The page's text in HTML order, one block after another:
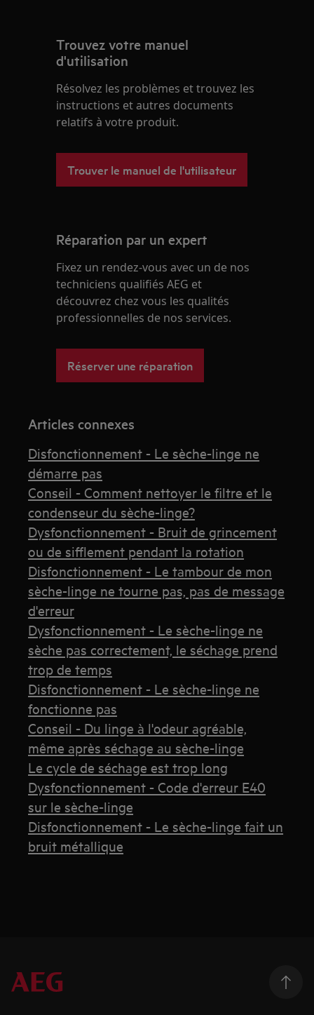
Trouvez votre manuel
d'utilisation
Résolvez les problèmes et trouvez les
instructions et autres documents
relatifs à votre produit.
Trouver le manuel de l'utilisateur
Réparation par un expert
Fixez un rendez-vous avec un de nos
techniciens qualifiés AEG et
découvrez chez vous les qualités
professionnelles de nos services.
Réserver une réparation
Articles connexes
Disfonctionnement - Le sèche-linge ne
démarre pas
Conseil - Comment nettoyer le filtre et le
condenseur du sèche-linge?
Dysfonctionnement - Bruit de grincement
ou de sifflement pendant la rotation
Disfonctionnement - Le tambour de mon
sèche-linge ne tourne pas, pas de message
d'erreur
Dysfonctionnement - Le sèche-linge ne
sèche pas correctement, le séchage prend
trop de temps
Disfonctionnement - Le sèche-linge ne
fonctionne pas
Conseil - Du linge à l'odeur agréable,
même après séchage au sèche-linge
Le cycle de séchage est trop long
Dysfonctionnement - Code d'erreur E40
sur le sèche-linge
Disfonctionnement - Le sèche-linge fait un
bruit métallique